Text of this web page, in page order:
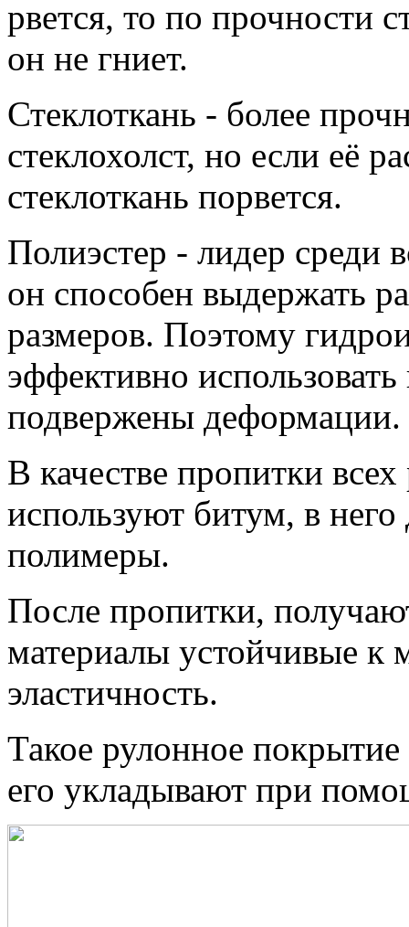
рвется, то по прочности
он не гниет.
Стеклоткань - более
стеклохолст, но если её
стеклоткань порвется.
Полиэстер - лидер среди
он способен выдержать
размеров. Поэтому
эффективно
подвержены деформации.
В качестве пропитки
используют битум, в
полимеры.
После пропитки,
материалы устойчивые
эластичность.
Такое рулонное
его укладывают при